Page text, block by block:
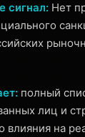
сигнал: Нет
полный
лиц и
влияния на